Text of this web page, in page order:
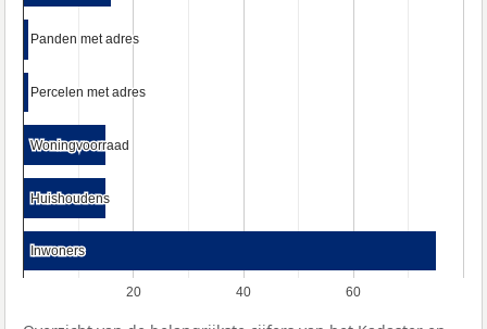
20 40 60
Panden met adres
Panden met adres
Percelen met adres
Percelen met adres
Woningvoorraad
Woningvoorraad
Huishoudens
Huishoudens
Inwoners
Inwoners